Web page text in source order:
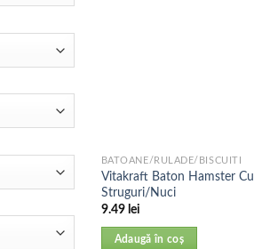
BATOANE/RULADE/BISCUITI
Vitakraft Baton Hamster Cu
Struguri/Nuci
9.49 lei
Adaugă în coș